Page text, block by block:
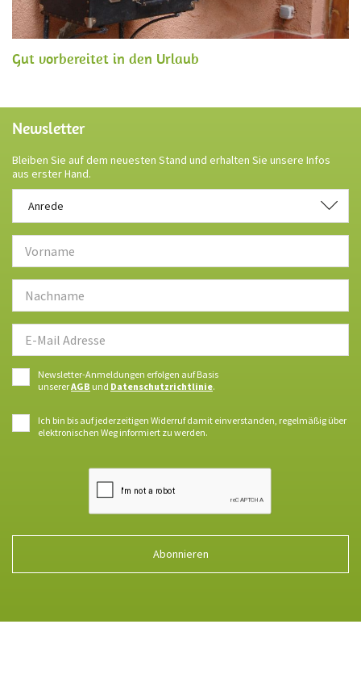
Gut vorbereitet in den Urlaub
Newsletter
Bleiben Sie auf dem neuesten Stand und erhalten Sie unsere Infos
aus erster Hand.
Anrede
Anrede
Newsletter-Anmeldungen erfolgen auf Basis
unsererAGB und Datenschutzrichtlinie.
Ich bin bis auf jederzeitigen Widerruf damit einverstanden, regelmäßig über
elektronischen Weg informiert zu werden.
Abonnieren